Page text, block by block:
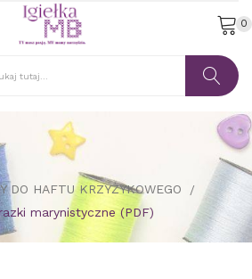
0
DO HAFTU KRZYŻYKOWEGO
marynistyczne (PDF)